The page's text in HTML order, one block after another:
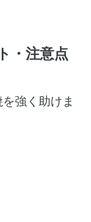
・注意点
強く助けま